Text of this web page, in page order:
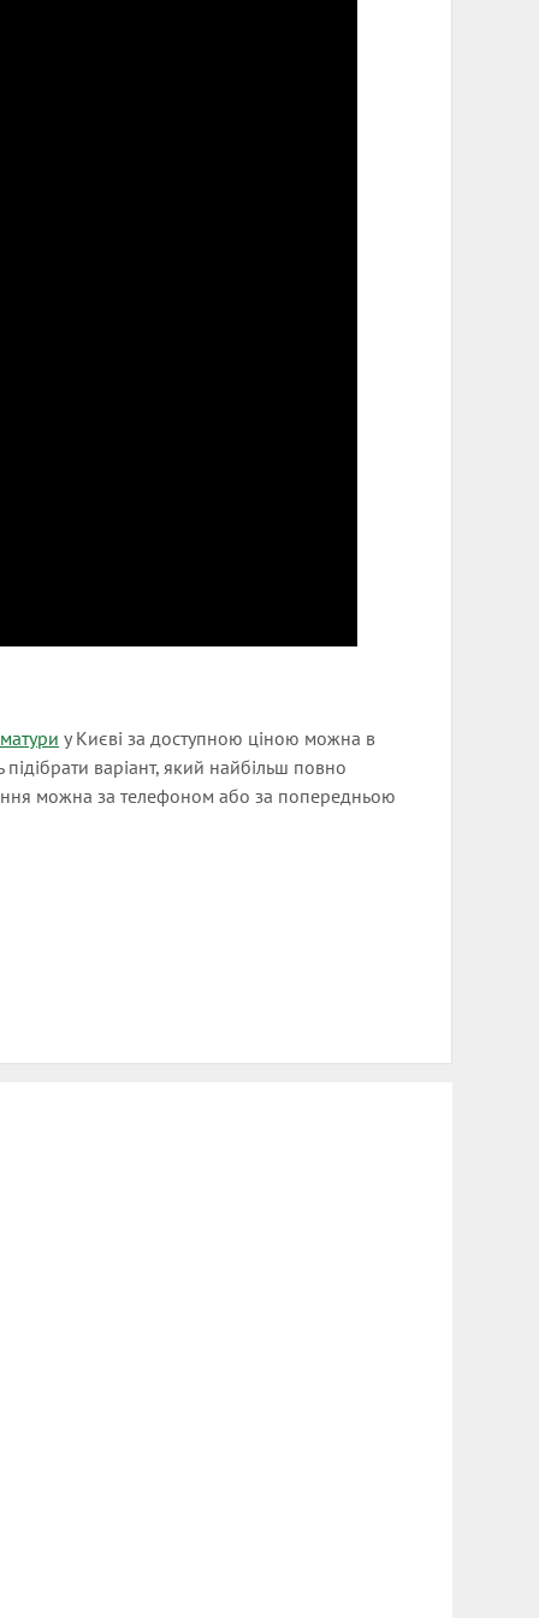
у Києві за доступною ціною можна в
варіант, який найбільш повно
можна за телефоном або за попередньою